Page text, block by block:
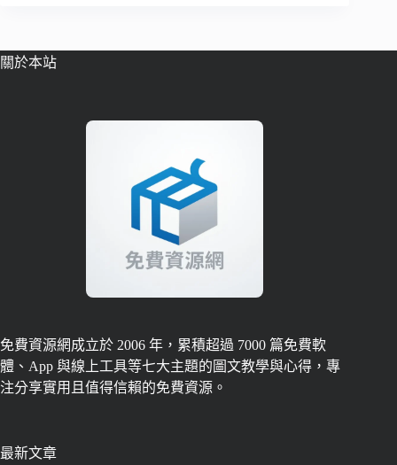
關於本站
免費資源網成立於 2006 年，累積超過 7000 篇免費軟
體、App 與線上工具等七大主題的圖文教學與心得，專
注分享實用且值得信賴的免費資源。
最新文章